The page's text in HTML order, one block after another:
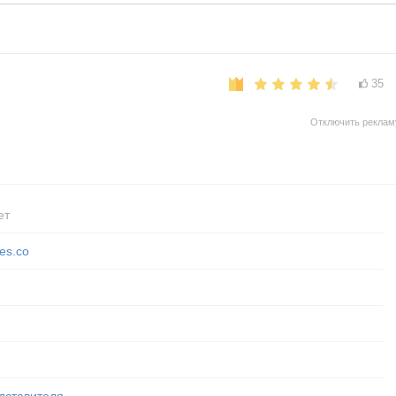
35
Отключить